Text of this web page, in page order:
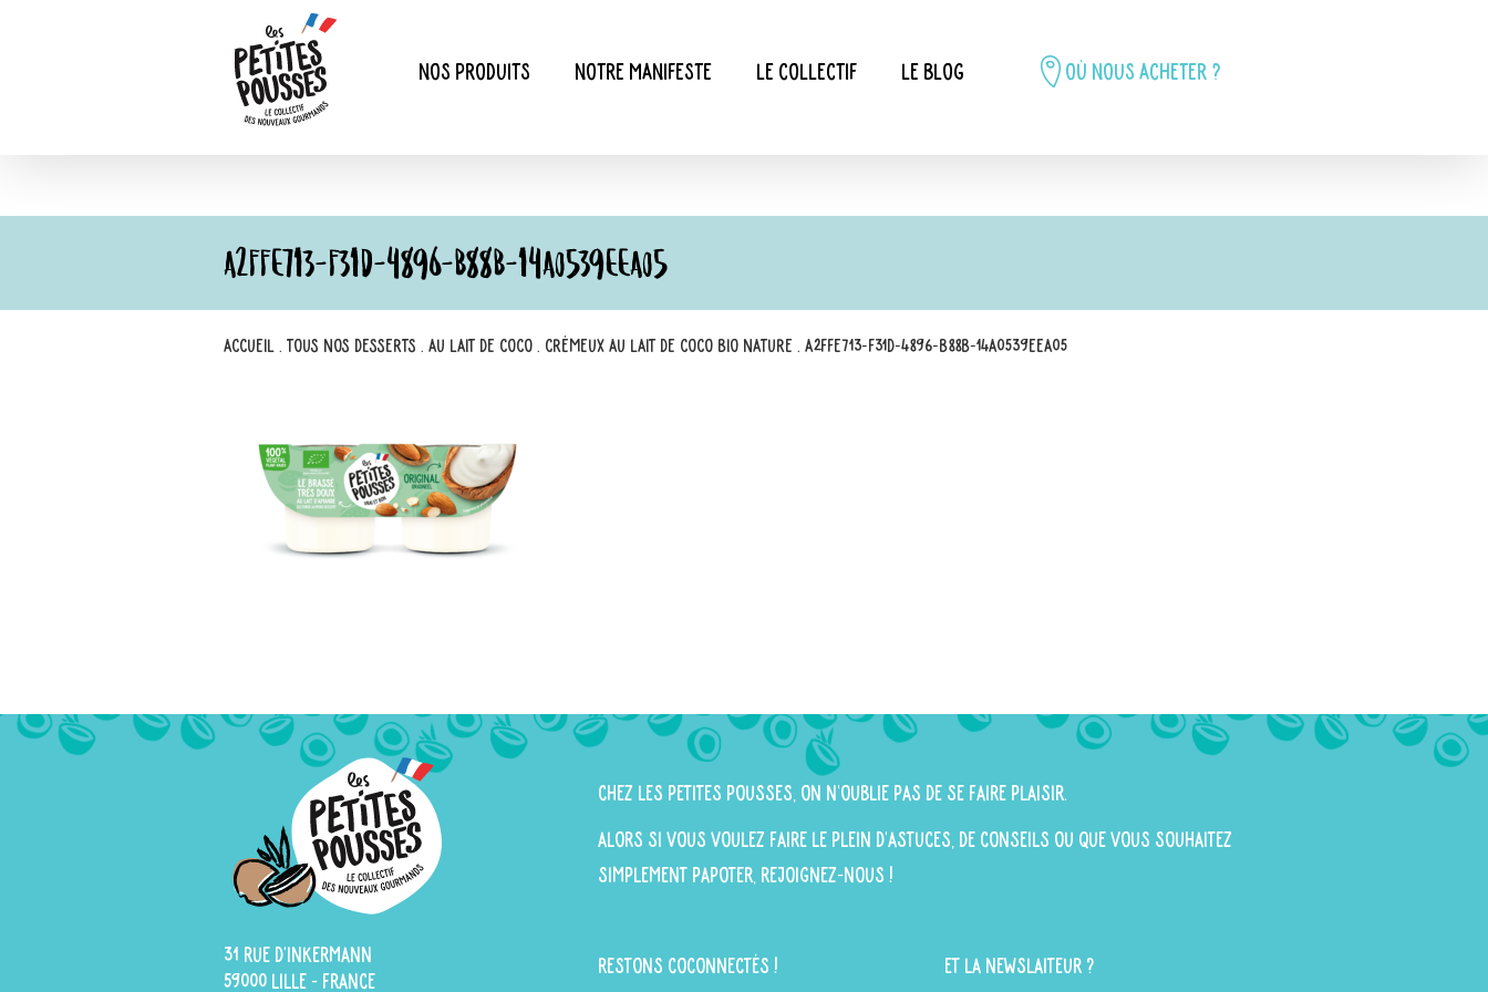
Nos produits Notre manifeste Le collectif Le blog Où nous acheter ?
A2FFE713-F31D-4896-B88B-14A0539EEA05
Accueil . Tous nos desserts . Au lait de coco . Crémeux au lait de coco bio nature . A2FFE713-F31D-4896-B88B-14A0539EEA05
31 rue d'Inkermann
59000 Lille - France
Chez Les Petites Pousses, on n'oublie pas de se faire plaisir.
Alors si vous voulez faire le plein d'astuces, de conseils ou que vous souhaitez
simplement papoter, rejoignez-nous !
Restons Coconnectés ! Et la newslaiteur ?